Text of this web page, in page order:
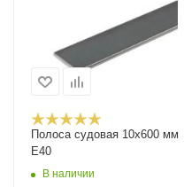
Полоса судовая 10х600 мм
E40
В наличии